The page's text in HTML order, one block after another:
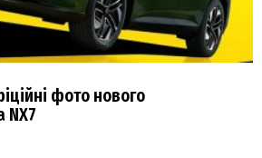
фото нового
NX7